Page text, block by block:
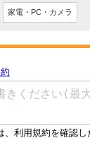
家電・PC・カメラ